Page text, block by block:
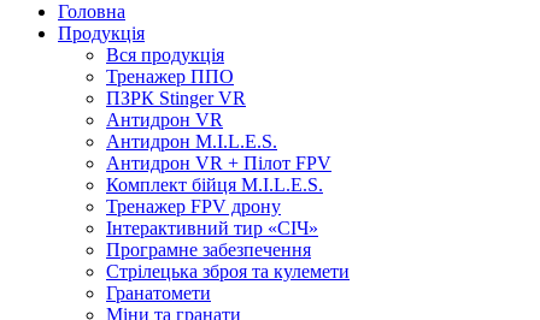
Головна
Продукція
Вся продукція
Тренажер ППО
ПЗРК Stinger VR
Антидрон VR
Антидрон M.I.L.E.S.
Антидрон VR + Пілот FPV
Комплект бійця M.I.L.E.S.
Тренажер FPV дрону
Інтерактивний тир «СІЧ»
Програмне забезпечення
Стрілецька зброя та кулемети
Гранатомети
Міни та гранати